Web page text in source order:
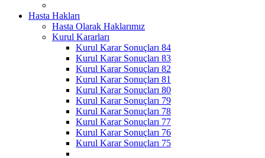
Hasta Hakları
Hasta Olarak Haklarımız
Kurul Kararları
Kurul Karar Sonuçları 84
Kurul Karar Sonuçları 83
Kurul Karar Sonuçları 82
Kurul Karar Sonuçları 81
Kurul Karar Sonuçları 80
Kurul Karar Sonuçları 79
Kurul Karar Sonuçları 78
Kurul Karar Sonuçları 77
Kurul Karar Sonuçları 76
Kurul Karar Sonuçları 75